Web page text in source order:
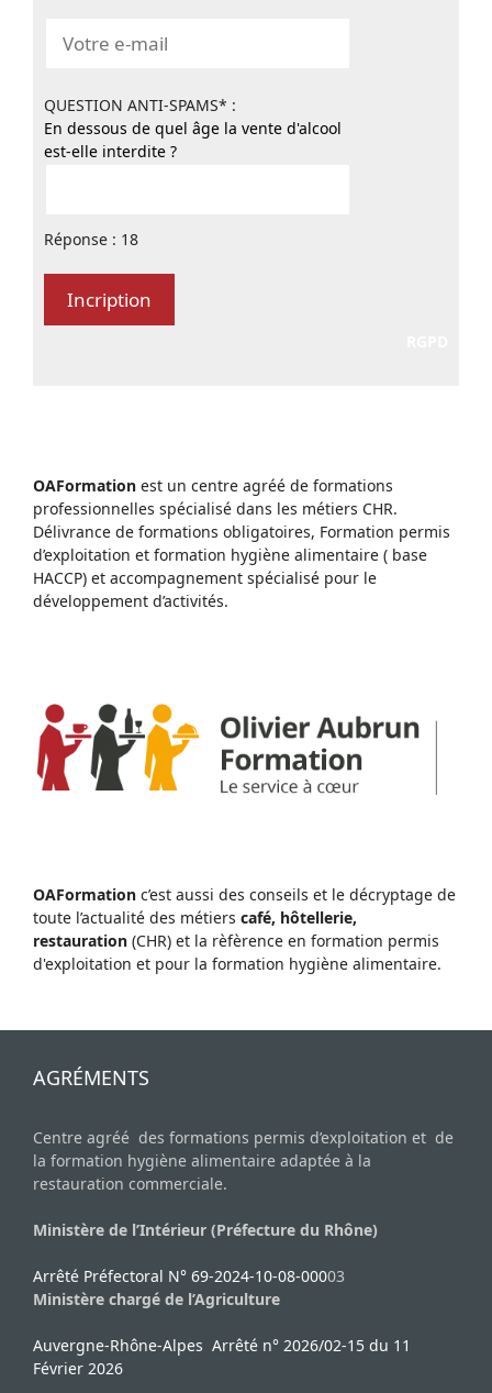
QUESTION ANTI-SPAMS* :
En dessous de quel âge la vente d'alcool
est-elle interdite ?
Réponse : 18
OAFormation est un centre agréé de formations
professionnelles spécialisé dans les métiers CHR.
Délivrance de formations obligatoires, Formation permis
d’exploitation et formation hygiène alimentaire ( base
HACCP) et accompagnement spécialisé pour le
développement d’activités.
OAFormation c’est aussi des conseils et le décryptage de
toute l’actualité des métiers café, hôtellerie,
restauration (CHR) et la rèfèrence en formation permis
d'exploitation et pour la formation hygiène alimentaire.
AGRÉMENTS
Centre agréé des formations permis d’exploitation et de
la formation hygiène alimentaire adaptée à la
restauration commerciale.
Ministère de l’Intérieur (Préfecture du Rhône)
Arrêté Préfectoral N° 69-2024-10-08-00003
Ministère chargé de l’Agriculture
Auvergne-Rhône-Alpes Arrêté n° 2026/02-15 du 11
Février 2026